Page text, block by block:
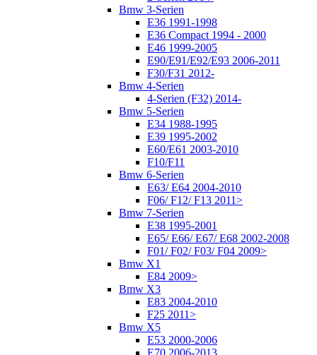
Bmw 3-Serien
E36 1991-1998
E36 Compact 1994 - 2000
E46 1999-2005
E90/E91/E92/E93 2006-2011
F30/F31 2012-
Bmw 4-Serien
4-Serien (F32) 2014-
Bmw 5-Serien
E34 1988-1995
E39 1995-2002
E60/E61 2003-2010
F10/F11
Bmw 6-Serien
E63/ E64 2004-2010
F06/ F12/ F13 2011>
Bmw 7-Serien
E38 1995-2001
E65/ E66/ E67/ E68 2002-2008
F01/ F02/ F03/ F04 2009>
Bmw X1
E84 2009>
Bmw X3
E83 2004-2010
F25 2011>
Bmw X5
E53 2000-2006
E70 2006-2013